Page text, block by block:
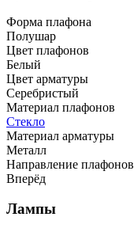
Форма плафона
Полушар
Цвет плафонов
Белый
Цвет арматуры
Серебристый
Материал плафонов
Стекло
Материал арматуры
Металл
Направление плафонов
Вперёд
Лампы